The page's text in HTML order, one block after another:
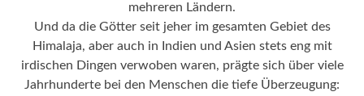
mehreren Ländern.
Und da die Götter seit jeher im gesamten Gebiet des
Himalaja, aber auch in Indien und Asien stets eng mit
irdischen Dingen verwoben waren, prägte sich über viele
Jahrhunderte bei den Menschen die tiefe Überzeugung: